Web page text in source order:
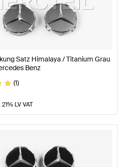
Satz Himalaya / Titanium Grau
Benz
(1)
LV VAT